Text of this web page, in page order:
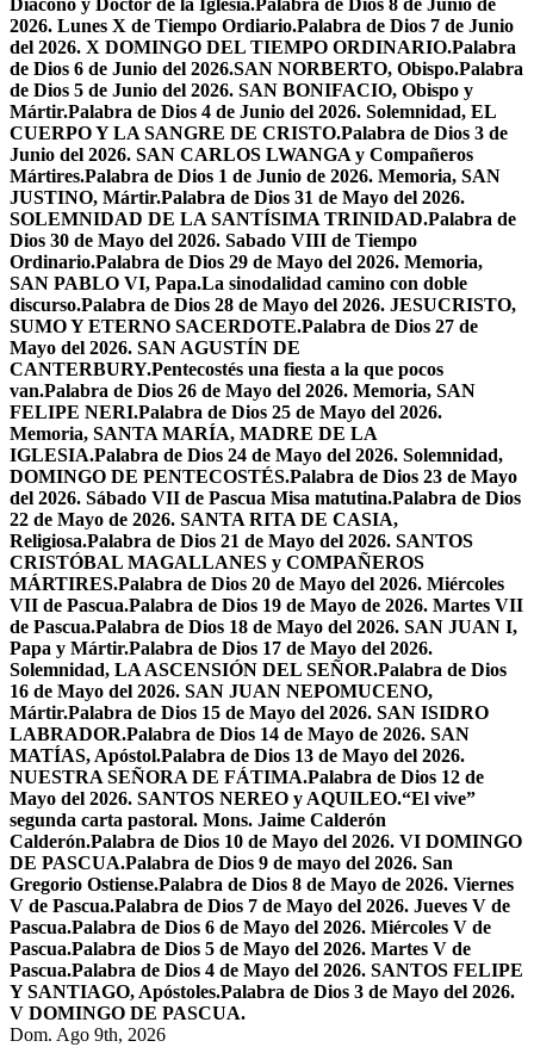
Diácono y Doctor de la Iglesia.Palabra de Dios 8 de Junio de
2026. Lunes X de Tiempo Ordiario.Palabra de Dios 7 de Junio
del 2026. X DOMINGO DEL TIEMPO ORDINARIO.Palabra
de Dios 6 de Junio del 2026.SAN NORBERTO, Obispo.Palabra
de Dios 5 de Junio del 2026. SAN BONIFACIO, Obispo y
Mártir.Palabra de Dios 4 de Junio del 2026. Solemnidad, EL
CUERPO Y LA SANGRE DE CRISTO.Palabra de Dios 3 de
Junio del 2026. SAN CARLOS LWANGA y Compañeros
Mártires.Palabra de Dios 1 de Junio de 2026. Memoria, SAN
JUSTINO, Mártir.Palabra de Dios 31 de Mayo del 2026.
SOLEMNIDAD DE LA SANTÍSIMA TRINIDAD.Palabra de
Dios 30 de Mayo del 2026. Sabado VIII de Tiempo
Ordinario.Palabra de Dios 29 de Mayo del 2026. Memoria,
SAN PABLO VI, Papa.La sinodalidad camino con doble
discurso.Palabra de Dios 28 de Mayo del 2026. JESUCRISTO,
SUMO Y ETERNO SACERDOTE.Palabra de Dios 27 de
Mayo del 2026. SAN AGUSTÍN DE
CANTERBURY.Pentecostés una fiesta a la que pocos
van.Palabra de Dios 26 de Mayo del 2026. Memoria, SAN
FELIPE NERI.Palabra de Dios 25 de Mayo del 2026.
Memoria, SANTA MARÍA, MADRE DE LA
IGLESIA.Palabra de Dios 24 de Mayo del 2026. Solemnidad,
DOMINGO DE PENTECOSTÉS.Palabra de Dios 23 de Mayo
del 2026. Sábado VII de Pascua Misa matutina.Palabra de Dios
22 de Mayo de 2026. SANTA RITA DE CASIA,
Religiosa.Palabra de Dios 21 de Mayo del 2026. SANTOS
CRISTÓBAL MAGALLANES y COMPAÑEROS
MÁRTIRES.Palabra de Dios 20 de Mayo del 2026. Miércoles
VII de Pascua.Palabra de Dios 19 de Mayo de 2026. Martes VII
de Pascua.Palabra de Dios 18 de Mayo del 2026. SAN JUAN I,
Papa y Mártir.Palabra de Dios 17 de Mayo del 2026.
Solemnidad, LA ASCENSIÓN DEL SEÑOR.Palabra de Dios
16 de Mayo del 2026. SAN JUAN NEPOMUCENO,
Mártir.Palabra de Dios 15 de Mayo del 2026. SAN ISIDRO
LABRADOR.Palabra de Dios 14 de Mayo de 2026. SAN
MATÍAS, Apóstol.Palabra de Dios 13 de Mayo del 2026.
NUESTRA SEÑORA DE FÁTIMA.Palabra de Dios 12 de
Mayo del 2026. SANTOS NEREO y AQUILEO.“El vive”
segunda carta pastoral. Mons. Jaime Calderón
Calderón.Palabra de Dios 10 de Mayo del 2026. VI DOMINGO
DE PASCUA.Palabra de Dios 9 de mayo del 2026. San
Gregorio Ostiense.Palabra de Dios 8 de Mayo de 2026. Viernes
V de Pascua.Palabra de Dios 7 de Mayo del 2026. Jueves V de
Pascua.Palabra de Dios 6 de Mayo del 2026. Miércoles V de
Pascua.Palabra de Dios 5 de Mayo del 2026. Martes V de
Pascua.Palabra de Dios 4 de Mayo del 2026. SANTOS FELIPE
Y SANTIAGO, Apóstoles.Palabra de Dios 3 de Mayo del 2026.
V DOMINGO DE PASCUA.
Dom. Ago 9th, 2026